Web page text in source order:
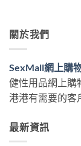
關於我們
SexMall網上購
健性用品網上購
港港有需要的客
最新資訊